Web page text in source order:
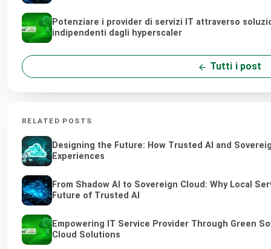
Potenziare i provider di servizi IT attraverso
indipendenti dagli hyperscaler
Tutti i post
RELATED POSTS
Designing the Future: How Trusted AI and
Experiences
From Shadow AI to Sovereign Cloud: Why Local
Future of Trusted AI
Empowering IT Service Provider Through Green
Cloud Solutions